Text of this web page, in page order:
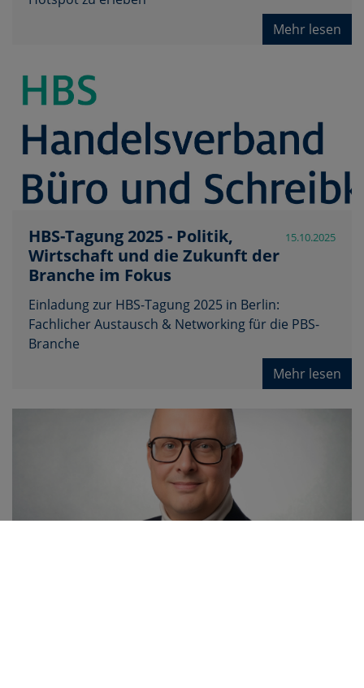
Mehr lesen
15.10.2025
HBS-Tagung 2025 - Politik,
Wirtschaft und die Zukunft der
Branche im Fokus
Einladung zur HBS-Tagung 2025 in Berlin:
Fachlicher Austausch & Networking für die PBS-
Branche
Mehr lesen